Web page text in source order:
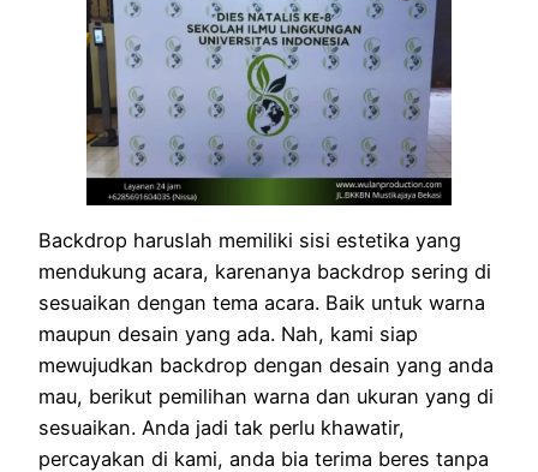
Backdrop haruslah memiliki sisi estetika yang
mendukung acara, karenanya backdrop sering di
sesuaikan dengan tema acara. Baik untuk warna
maupun desain yang ada. Nah, kami siap
mewujudkan backdrop dengan desain yang anda
mau, berikut pemilihan warna dan ukuran yang di
sesuaikan. Anda jadi tak perlu khawatir,
percayakan di kami, anda bia terima beres tanpa